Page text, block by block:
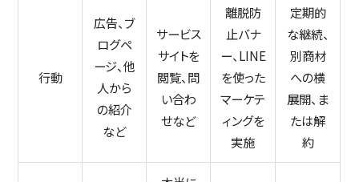
行動
広告、ブ
ログペ
ージ、他
人から
の紹介
など
サービス
サイトを
閲覧、問
い合わ
せなど
離脱防
止バナ
ー、LINE
を使った
マーケテ
ィングを
実施
定期的
な継続、
別商材
への横
展開、ま
たは解
約